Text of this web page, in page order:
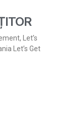
Let’s
Let’s Get